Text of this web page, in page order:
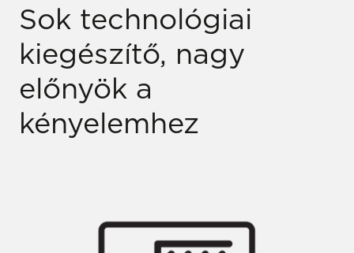
Sok technológiai
kiegészítő, nagy
előnyök a
kényelemhez